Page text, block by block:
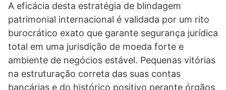
A eficácia desta estratégia de blindagem
patrimonial internacional é validada por um rito
burocrático exato que garante segurança jurídica
total em uma jurisdição de moeda forte e
ambiente de negócios estável. Pequenas vitórias
na estruturação correta das suas contas
bancárias e do histórico positivo perante órgãos